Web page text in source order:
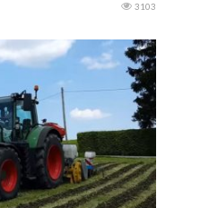
3103